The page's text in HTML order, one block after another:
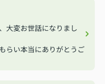
大変お世話になりまし
らい本当にありがとうご